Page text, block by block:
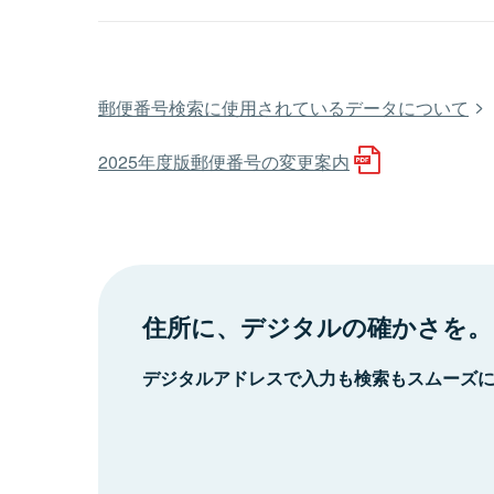
郵便番号検索に使用されているデータについて
2025年度版郵便番号の変更案内
住所に、デジタルの確かさを。
デジタルアドレスで入力も検索もスムーズ